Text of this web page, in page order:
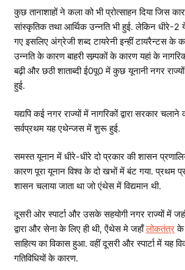
कुछ तानाशाहों ने कला को भी प्रोत्साहन दिया जिस
सांस्कृतिक तथा आर्थिक उन्नति भी हुई. लेकिन धीरे-2 ये
गए इसलिए अंग्रेजी शब्द टायरेनी इन्हीं टायरैन्टस के
उन्नति के कारण बाहरी सम्र्पकों के कारण यहां के
बढ़ी और छठी शाताब्दी ई0पू0 में कुछ यूनानी नगर
हुई.
यद्यपि कई नगर राज्यों में नागरिकों द्वारा सरकार चलाने
सर्वप्रथम यह एथेन्जस में शुरू हुई.
समस्त यूनान में धीरे-धीरे दो प्रकार की शासन
कारण पूरा यूनान विश्व के दो खभों में बंट गया. प्रथम
शासन चलाया जाता था जो एंथेस में विद्यमान थी.
दूसरी ओर स्पार्टा और उसके सहयोगी नगर राज्यों में
द्वारा और सेना के लिए ही थी, ऐंथेस मे जहाँलोकतंत्रके
साहित्य का विकास हुआ. वहीं दूसरी और स्पार्टा में यह
गतिविधियों के कारण.